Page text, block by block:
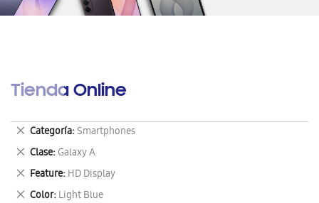
Tienda Online
Categoría Smartphones
Eliminar
este
artículo
Clase Galaxy A
Eliminar
este
artículo
Feature HD Display
Eliminar
este
Color Light Blue
Eliminar